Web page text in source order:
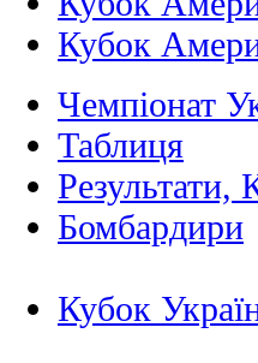
Кубок
Чемпіонат
Таблиця
Результати,
Бомбардири
Кубок